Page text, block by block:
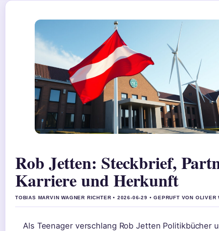
Rob Jetten: Steckbrief,
Karriere und Herkunft
TOBIAS MARVIN WAGNER RICHTER • 2026-06-29 • GEPRUFT VON OLIVER
Als Teenager verschlang Rob Jetten Politikbücher